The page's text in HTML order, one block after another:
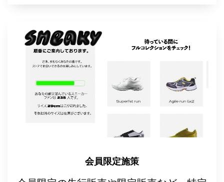
会員限定施策